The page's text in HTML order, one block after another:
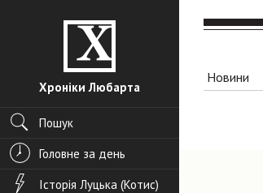
Хроніки Любарта
Пошук
Головне за день
Історія Луцька (Котис)
Новини